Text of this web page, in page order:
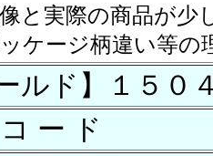
と実際の商品が少
ケージ柄違い等の
ルド】１５
ー ド